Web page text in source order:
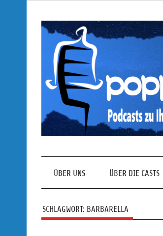
Podcasts zu Ihrem Vergnügen
ÜBER UNS ÜBER DIE CASTS
SCHLAGWORT: BARBARELLA